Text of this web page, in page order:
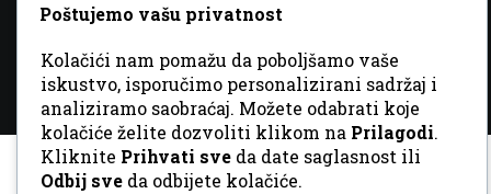
Poštujemo vašu privatnost
Kolačići nam pomažu da poboljšamo vaše
iskustvo, isporučimo personalizirani sadržaj i
analiziramo saobraćaj. Možete odabrati koje
kolačiće želite dozvoliti klikom na Prilagodi.
Kliknite Prihvati sve da date saglasnost ili
Odbij sve da odbijete kolačiće.